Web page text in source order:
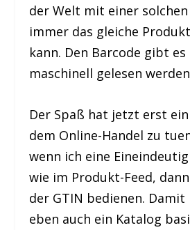
der Welt mit einer
immer das gleiche
kann. Den Barcode gibt
maschinell gelesen
Der Spaß hat jetzt erst
dem Online-Handel zu
wenn ich eine
wie im Produkt-Feed,
der GTIN bedienen. Damit
eben auch ein Katalog